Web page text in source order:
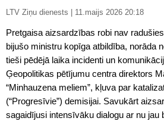
LTV Ziņu dienests | 11.maijs 2026 20:18
Pretgaisa aizsardzības robi nav
bijušo ministru kopīga atbildība, norāda
tieši pēdējā laika incidenti un
Ģeopolitikas pētījumu centra direktors
“Minhauzena meliem”, kļuva par
(“Progresīvie”) demisijai. Savukārt
sagaidījusi intensīvāku dialogu ar nu jau